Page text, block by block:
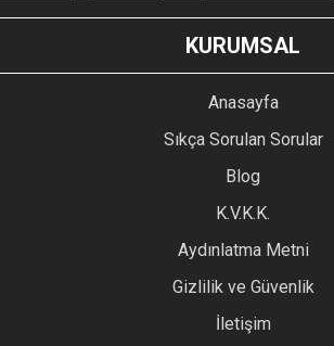
KURUMSAL
Anasayfa
Sıkça Sorulan Sorular
Blog
K.V.K.K.
Aydınlatma Metni
Gizlilik ve Güvenlik
İletişim